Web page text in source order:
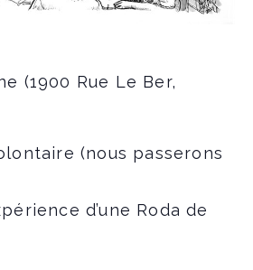
(1900 Rue Le Ber,
(nous passerons
d’une Roda de